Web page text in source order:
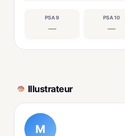
PSA 9
—
PSA 10
—
Illustrateur
M